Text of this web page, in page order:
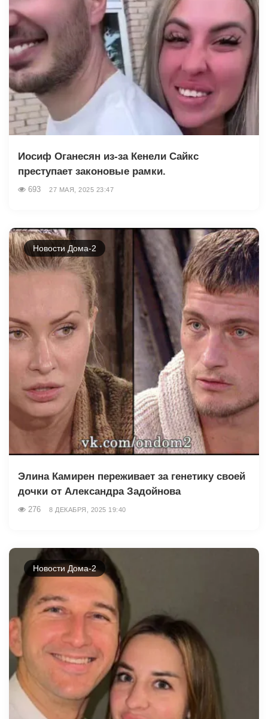
Иосиф Оганесян из-за Кенели Сайкс
преступает законовые рамки.
693 27 МАЯ, 2025 23:47
Новости Дома-2
Элина Камирен переживает за генетику своей
дочки от Александра Задойнова
276 8 ДЕКАБРЯ, 2025 19:40
Новости Дома-2